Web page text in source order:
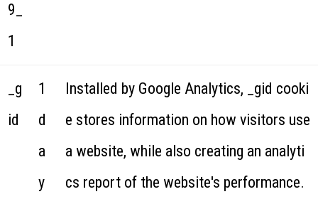
9_
1
_g
id
1
d
a
y
Installed by Google Analytics, _gid cooki
e stores information on how visitors use
a website, while also creating an analyti
cs report of the website's performance.